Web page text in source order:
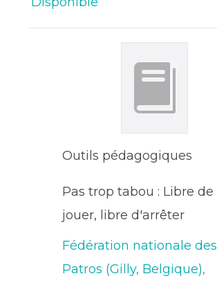
Outils pédagogiques
Pas trop tabou : Libre de
jouer, libre d'arrêter
Fédération nationale des
Patros (Gilly, Belgique),